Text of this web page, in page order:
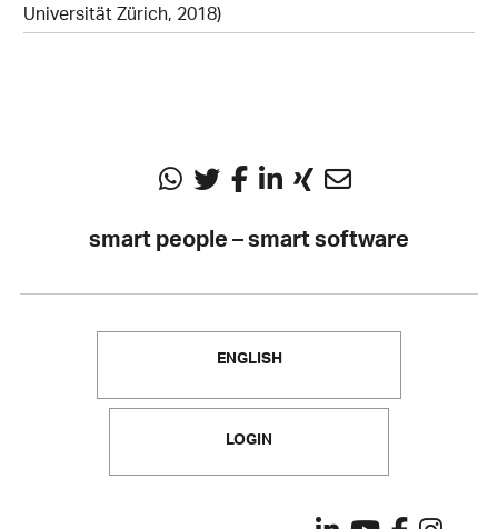
Universität Zürich, 2018)
smart people – smart software
ENGLISH
LOGIN